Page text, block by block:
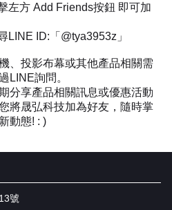
左方 Add Friends按鈕 即可加
LINE ID:「@tya3953z」
、投影布幕或其他產品相關需
LINE詢問。
分享產品相關訊息或優惠活動
將晟弘科技加為好友，隨時掌
動態! : )
號